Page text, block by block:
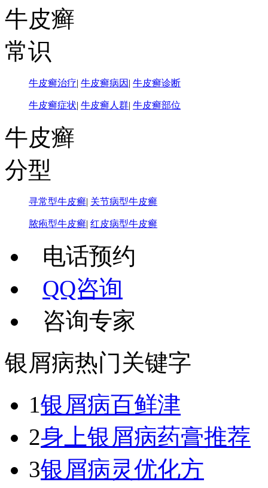
牛皮癣
常识
牛皮癣治疗| 牛皮癣病因 | 牛皮癣诊断
牛皮癣症状| 牛皮癣人群| 牛皮癣部位
牛皮癣
分型
寻常型牛皮癣| 关节病型牛皮癣
脓疱型牛皮癣| 红皮病型牛皮癣
电话预约
QQ咨询
咨询专家
银屑病热门关键字
1银屑病百鲜津
2身上银屑病药膏推荐
3银屑病灵优化方